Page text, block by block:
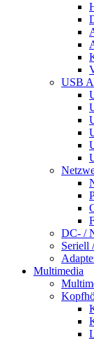
USB
DC- /
Seriell
Multimedia